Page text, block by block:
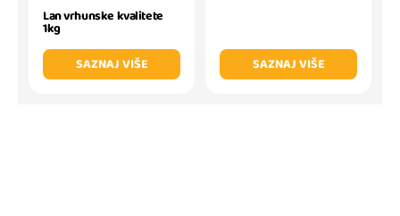
Lan vrhunske kvalitete
1kg
SAZNAJ VIŠE
SAZNAJ VIŠE